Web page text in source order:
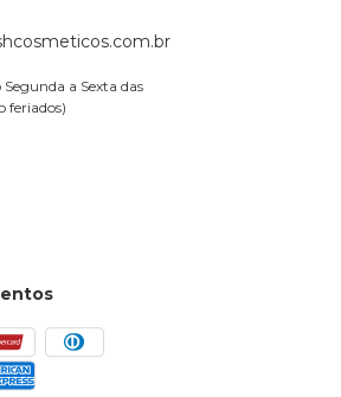
a Sexta das
feriados)